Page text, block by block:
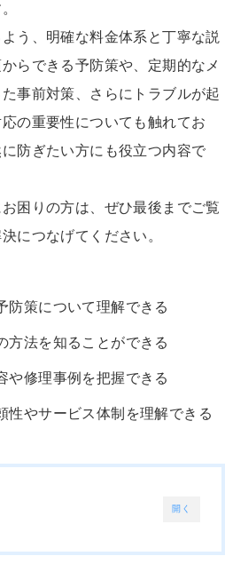
う、明確な料金体系と丁寧な説
らできる予防策や、定期的なメ
事前対策、さらにトラブルが起
の重要性についても触れてお
防ぎたい方にも役立つ内容で
困りの方は、ぜひ最後までご覧
につなげてください。
防策について理解できる
方法を知ることができる
や修理事例を把握できる
性やサービス体制を理解できる
開く